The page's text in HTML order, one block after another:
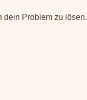
dein Problem zu lösen.